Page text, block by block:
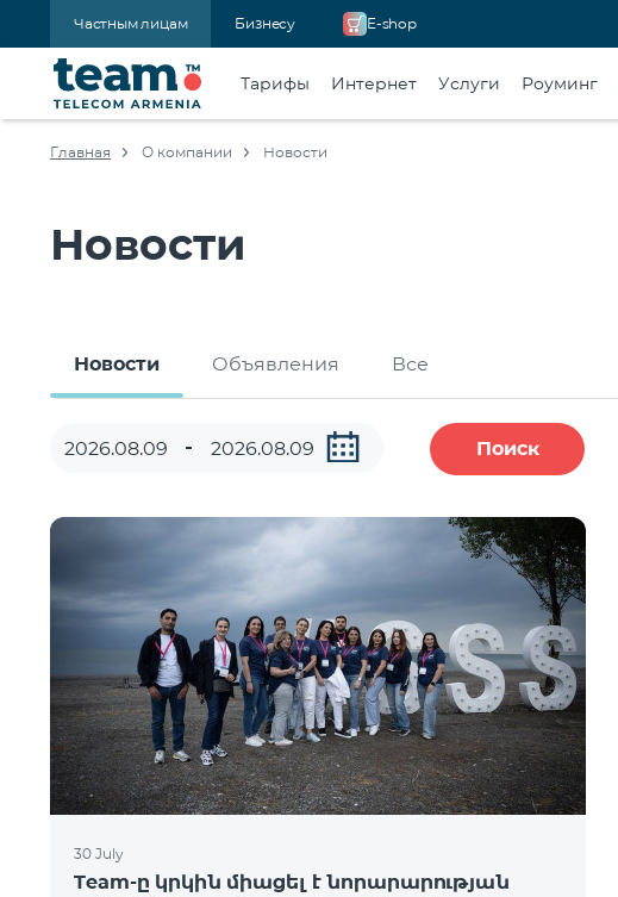
Частным лицам Бизнесу E-shop
Тарифы Интернет Услуги Роуминг
Главная О компании Новости
Новости
Новости Объявления Все
Поиск
30 July
Team-ը կրկին միացել է նորարարության